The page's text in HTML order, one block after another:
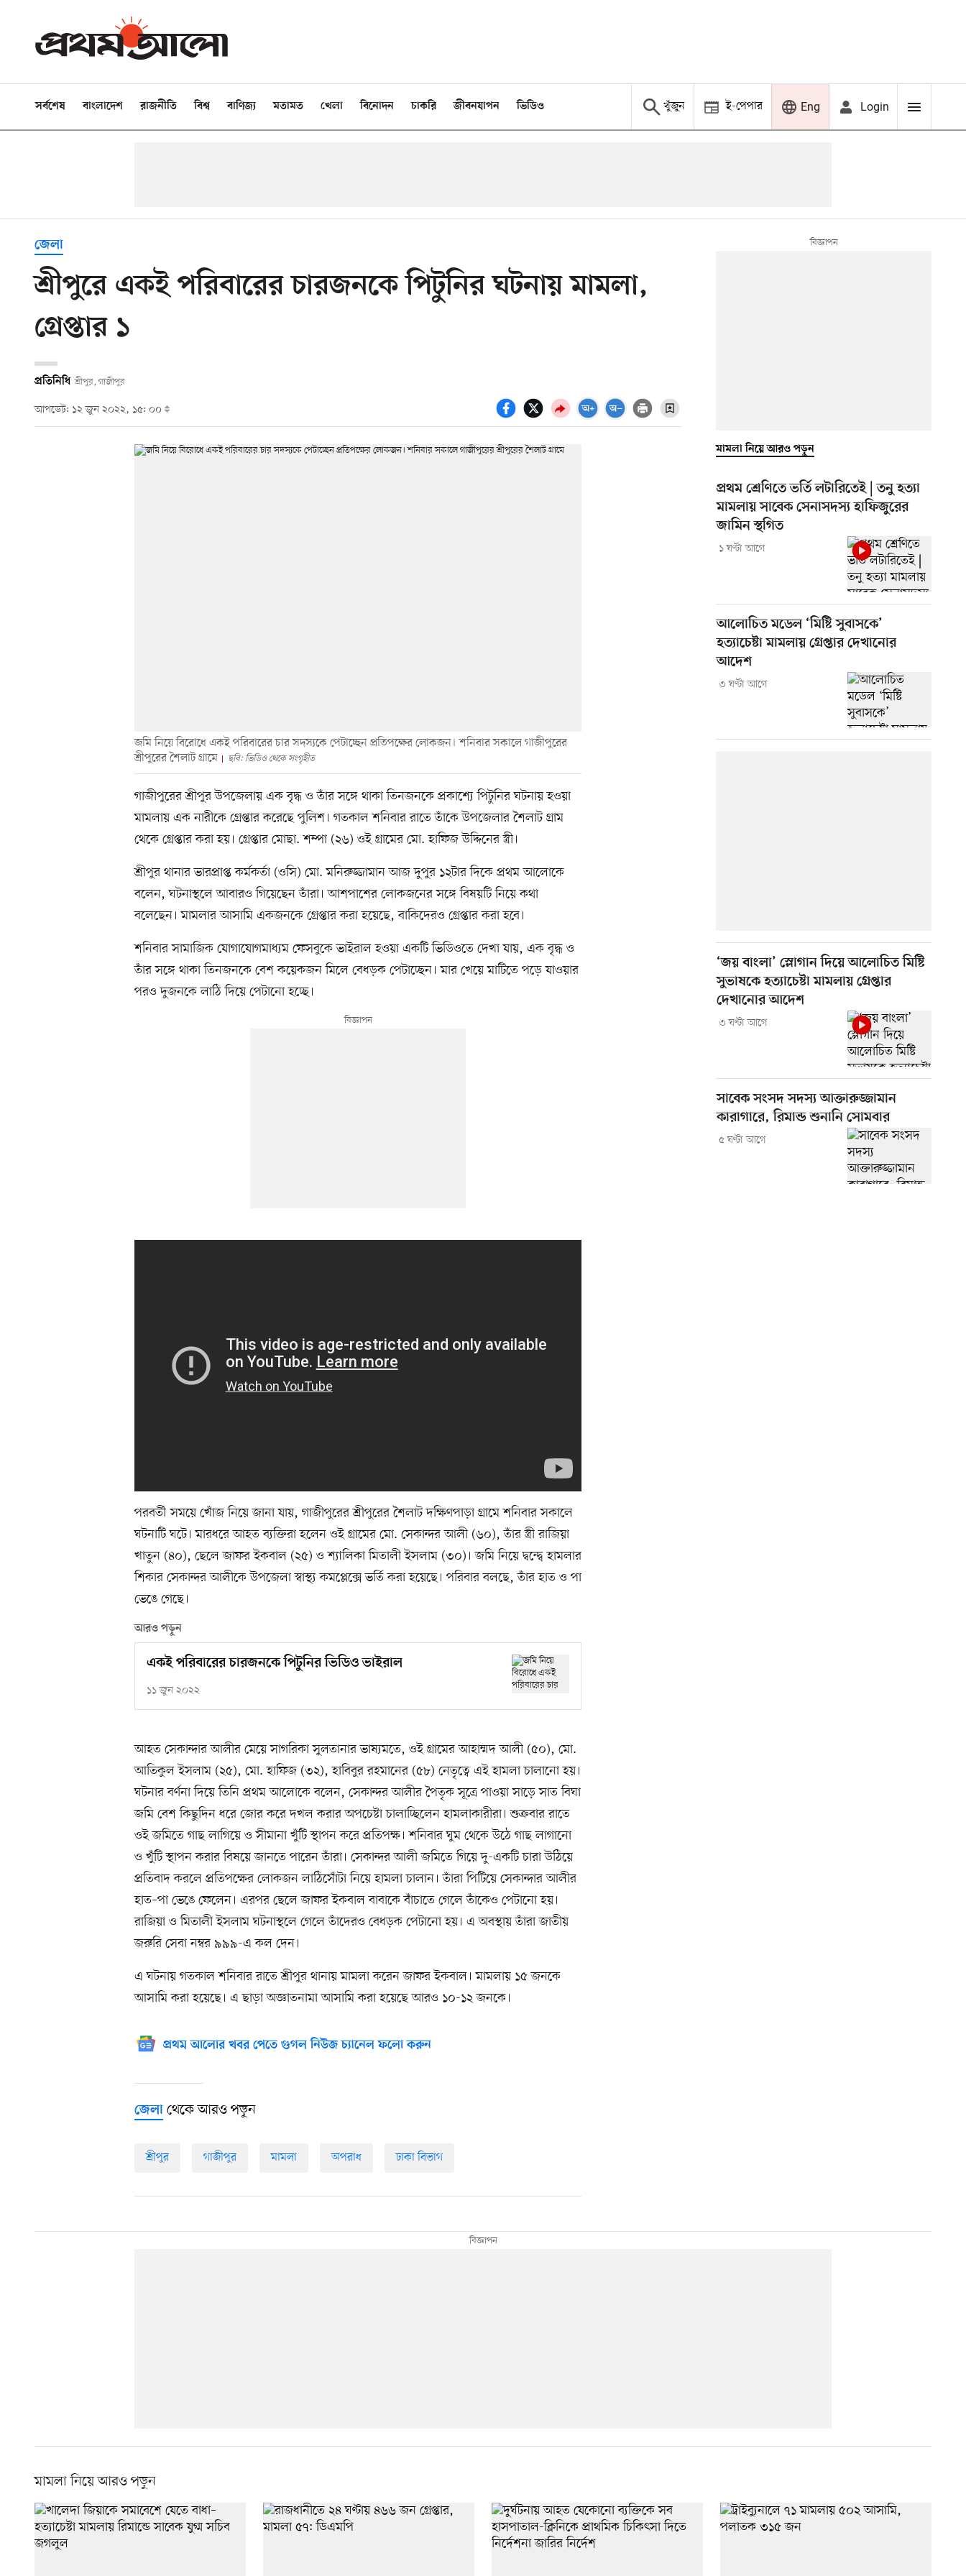
সর্বশেষ বাংলাদেশ রাজনীতি বিশ্ব বাণিজ্য মতামত খেলা বিনোদন চাকরি জীবনযাপন ভিডিও খুঁজুন ই-পেপার Eng Login
জেলা
শ্রীপুরে একই পরিবারের চারজনকে পিটুনির ঘটনায় মামলা,
গ্রেপ্তার ১
প্রতিনিধি শ্রীপুর, গাজীপুর
আপডেট: ১২ জুন ২০২২, ১৫: ০০
জমি নিয়ে বিরোধে একই পরিবারের চার সদস্যকে পেটাচ্ছেন প্রতিপক্ষের লোকজন। শনিবার সকালে গাজীপুরের
শ্রীপুরের শৈলাট গ্রামে
ছবি: ভিডিও থেকে সংগৃহীত
গাজীপুরের শ্রীপুর উপজেলায় এক বৃদ্ধ ও তাঁর সঙ্গে থাকা তিনজনকে প্রকাশ্যে পিটুনির ঘটনায় হওয়া
মামলায় এক নারীকে গ্রেপ্তার করেছে পুলিশ। গতকাল শনিবার রাতে তাঁকে উপজেলার শৈলাট গ্রাম
থেকে গ্রেপ্তার করা হয়। গ্রেপ্তার মোছা. শম্পা (২৬) ওই গ্রামের মো. হাফিজ উদ্দিনের স্ত্রী।
শ্রীপুর থানার ভারপ্রাপ্ত কর্মকর্তা (ওসি) মো. মনিরুজ্জামান আজ দুপুর ১২টার দিকে প্রথম আলোকে
বলেন, ঘটনাস্থলে আবারও গিয়েছেন তাঁরা। আশপাশের লোকজনের সঙ্গে বিষয়টি নিয়ে কথা
বলেছেন। মামলার আসামি একজনকে গ্রেপ্তার করা হয়েছে, বাকিদেরও গ্রেপ্তার করা হবে।
শনিবার সামাজিক যোগাযোগমাধ্যম ফেসবুকে ভাইরাল হওয়া একটি ভিডিওতে দেখা যায়, এক বৃদ্ধ ও
তাঁর সঙ্গে থাকা তিনজনকে বেশ কয়েকজন মিলে বেধড়ক পেটাচ্ছেন। মার খেয়ে মাটিতে পড়ে যাওয়ার
পরও দুজনকে লাঠি দিয়ে পেটানো হচ্ছে।
পরবর্তী সময়ে খোঁজ নিয়ে জানা যায়, গাজীপুরের শ্রীপুরের শৈলাট দক্ষিণপাড়া গ্রামে শনিবার সকালে
ঘটনাটি ঘটে। মারধরে আহত ব্যক্তিরা হলেন ওই গ্রামের মো. সেকান্দর আলী (৬০), তাঁর স্ত্রী রাজিয়া
খাতুন (৪০), ছেলে জাফর ইকবাল (২৫) ও শ্যালিকা মিতালী ইসলাম (৩০)। জমি নিয়ে দ্বন্দ্বে হামলার
শিকার সেকান্দর আলীকে উপজেলা স্বাস্থ্য কমপ্লেক্সে ভর্তি করা হয়েছে। পরিবার বলছে, তাঁর হাত ও পা
ভেঙে গেছে।
আরও পড়ুন
একই পরিবারের চারজনকে পিটুনির ভিডিও ভাইরাল
১১ জুন ২০২২
আহত সেকান্দার আলীর মেয়ে সাগরিকা সুলতানার ভাষ্যমতে, ওই গ্রামের আহাম্মদ আলী (৫০), মো.
আতিকুল ইসলাম (২৫), মো. হাফিজ (৩২), হাবিবুর রহমানের (৫৮) নেতৃত্বে এই হামলা চালানো হয়।
ঘটনার বর্ণনা দিয়ে তিনি প্রথম আলোকে বলেন, সেকান্দর আলীর পৈতৃক সূত্রে পাওয়া সাড়ে সাত বিঘা
জমি বেশ কিছুদিন ধরে জোর করে দখল করার অপচেষ্টা চালাচ্ছিলেন হামলাকারীরা। শুক্রবার রাতে
ওই জমিতে গাছ লাগিয়ে ও সীমানা খুঁটি স্থাপন করে প্রতিপক্ষ। শনিবার ঘুম থেকে উঠে গাছ লাগানো
ও খুঁটি স্থাপন করার বিষয়ে জানতে পারেন তাঁরা। সেকান্দর আলী জমিতে গিয়ে দু-একটি চারা উঠিয়ে
প্রতিবাদ করলে প্রতিপক্ষের লোকজন লাঠিসোঁটা নিয়ে হামলা চালান। তাঁরা পিটিয়ে সেকান্দার আলীর
হাত–পা ভেঙে ফেলেন। এরপর ছেলে জাফর ইকবাল বাবাকে বাঁচাতে গেলে তাঁকেও পেটানো হয়।
রাজিয়া ও মিতালী ইসলাম ঘটনাস্থলে গেলে তাঁদেরও বেধড়ক পেটানো হয়। এ অবস্থায় তাঁরা জাতীয়
জরুরি সেবা নম্বর ৯৯৯-এ কল দেন।
এ ঘটনায় গতকাল শনিবার রাতে শ্রীপুর থানায় মামলা করেন জাফর ইকবাল। মামলায় ১৫ জনকে
আসামি করা হয়েছে। এ ছাড়া অজ্ঞাতনামা আসামি করা হয়েছে আরও ১০-১২ জনকে।
প্রথম আলোর খবর পেতে গুগল নিউজ চ্যানেল ফলো করুন
জেলা থেকে আরও পড়ুন
শ্রীপুর গাজীপুর মামলা অপরাধ ঢাকা বিভাগ
মামলা নিয়ে আরও পড়ুন
প্রথম শ্রেণিতে ভর্তি লটারিতেই | তনু হত্যা
মামলায় সাবেক সেনাসদস্য হাফিজুরের
জামিন স্থগিত
১ ঘণ্টা আগে
আলোচিত মডেল ‘মিষ্টি সুবাসকে’
হত্যাচেষ্টা মামলায় গ্রেপ্তার দেখানোর
আদেশ
৩ ঘণ্টা আগে
‘জয় বাংলা’ স্লোগান দিয়ে আলোচিত মিষ্টি
সুভাষকে হত্যাচেষ্টা মামলায় গ্রেপ্তার
দেখানোর আদেশ
৩ ঘণ্টা আগে
সাবেক সংসদ সদস্য আক্তারুজ্জামান
কারাগারে, রিমান্ড শুনানি সোমবার
৫ ঘণ্টা আগে
মামলা নিয়ে আরও পড়ুন